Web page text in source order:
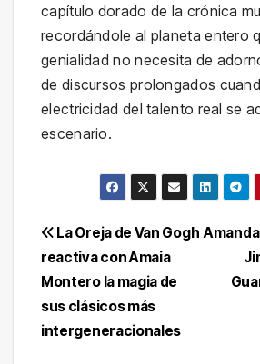
capítulo dorado de la crónica
recordándole al planeta entero
genialidad no necesita de
de discursos prolongados
electricidad del talento real se
escenario.
Navegación
de
entradas
La Oreja de Van Gogh
reactiva con Amaia
Montero la magia de
sus clásicos más
intergeneracionales